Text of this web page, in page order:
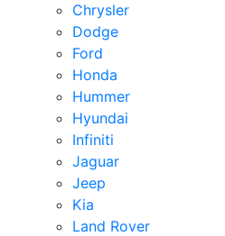
Chrysler
Dodge
Ford
Honda
Hummer
Hyundai
Infiniti
Jaguar
Jeep
Kia
Land Rover